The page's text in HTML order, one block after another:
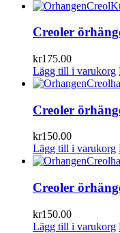
Creoler
kr175.00
Lägg till i varukorg
Creoler
kr150.00
Lägg till i varukorg
Creoler
kr150.00
Lägg till i varukorg